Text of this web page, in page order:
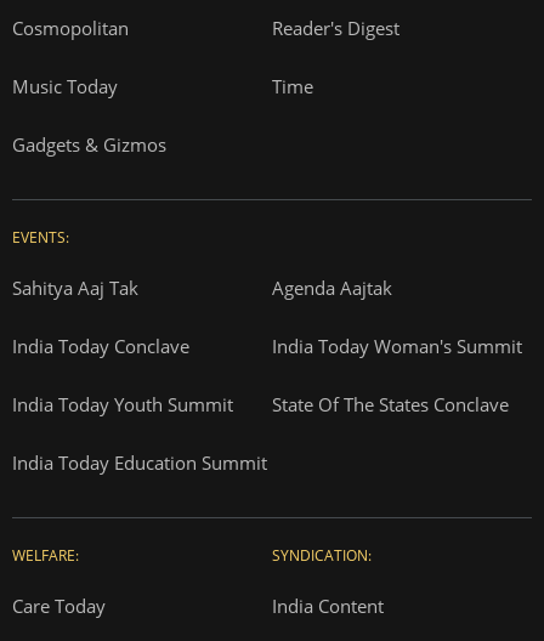
Cosmopolitan Reader's Digest
Music Today Time
Gadgets & Gizmos
EVENTS:
Sahitya Aaj Tak Agenda Aajtak
India Today Conclave India Today Woman's Summit
India Today Youth Summit State Of The States Conclave
India Today Education Summit
WELFARE:
Care Today
SYNDICATION:
India Content